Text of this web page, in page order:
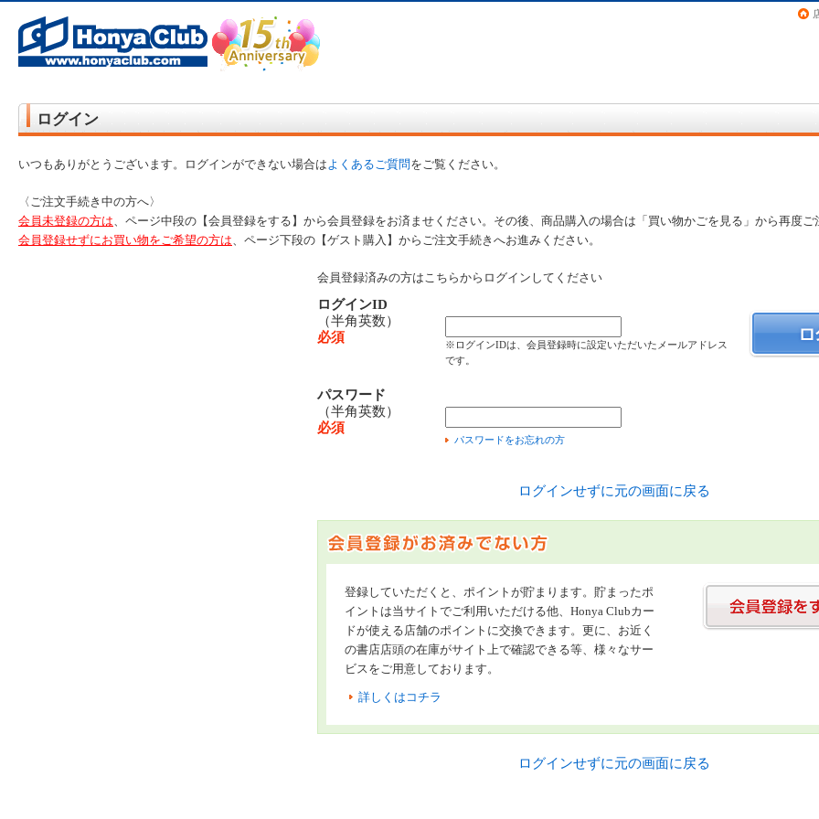
ログイン
いつもありがとうございます。ログインができない場合はよくあるご質問をご覧ください。
〈ご注文手続き中の方へ〉
会員未登録の方は、ページ中段の【会員登録をする】から会員登録をお済ませください。その後、商品購入の場合は「買い物かごを見る」から再度ご
会員登録せずにお買い物をご希望の方は、ページ下段の【ゲスト購入】からご注文手続きへお進みください。
会員登録済みの方はこちらからログインしてください
ログインID
（半角英数）
必須
※ログインIDは、会員登録時に設定いただいたメールアドレス
です。
パスワード
（半角英数）
必須
パスワードをお忘れの方
ログインせずに元の画面に戻る
登録していただくと、ポイントが貯まります。貯まったポ
イントは当サイトでご利用いただける他、Honya Clubカー
ドが使える店舗のポイントに交換できます。更に、お近く
の書店店頭の在庫がサイト上で確認できる等、様々なサー
ビスをご用意しております。
詳しくはコチラ
ログインせずに元の画面に戻る